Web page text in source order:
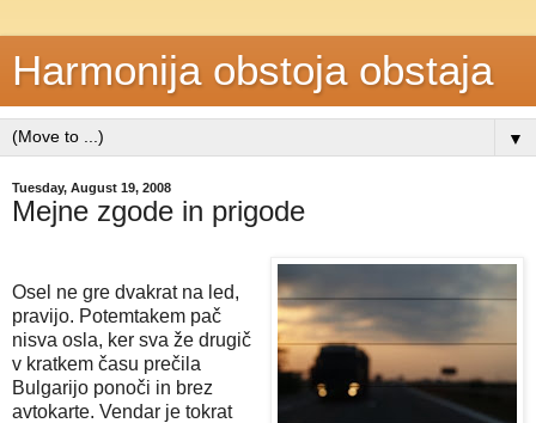
Harmonija obstoja obstaja
▼
Tuesday, August 19, 2008
Mejne zgode in prigode
Osel ne gre dvakrat na led,
pravijo. Potemtakem pač
nisva osla, ker sva že drugič
v kratkem času prečila
Bulgarijo ponoči in brez
avtokarte. Vendar je tokrat